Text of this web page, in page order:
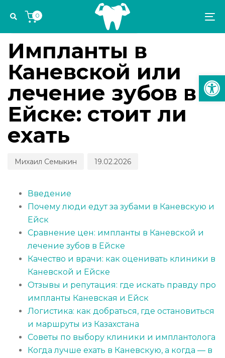
links
navigation
Skip
content
0
IN:
СТОМАТОЛОГИЧЕСКИЕ КАНИКУЛЫ
Импланты в
Каневской или
лечение зубов в
Ейске: стоит ли
ехать
Михаил Семыкин
on:
19.02.2026
Введение
Почему люди едут за зубами в Каневскую и
Ейск
Сравнение цен: импланты в Каневской и
лечение зубов в Ейске
Качество и врачи: как оценивать клиники в
Каневской и Ейске
Отзывы и репутация: где искать правду про
импланты Каневская и Ейск
Логистика: как добраться, где остановиться
и маршруты из Казахстана
Советы по выбору клиники и имплантолога
Когда лучше ехать в Каневскую, а когда — в